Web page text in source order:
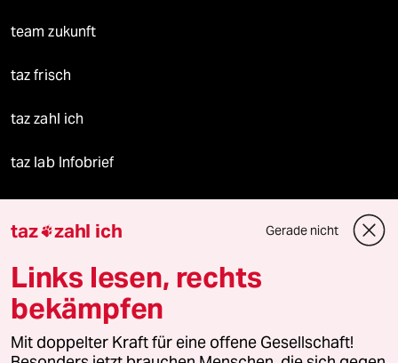
team zukunft
taz frisch
taz zahl ich
taz lab Infobrief
Veranstaltungen
Demnächst
Vor Ort
taz zahl ich Gerade nicht
Links lesen, rechts
bekämpfen
Mit doppelter Kraft für eine offene Gesellschaft!